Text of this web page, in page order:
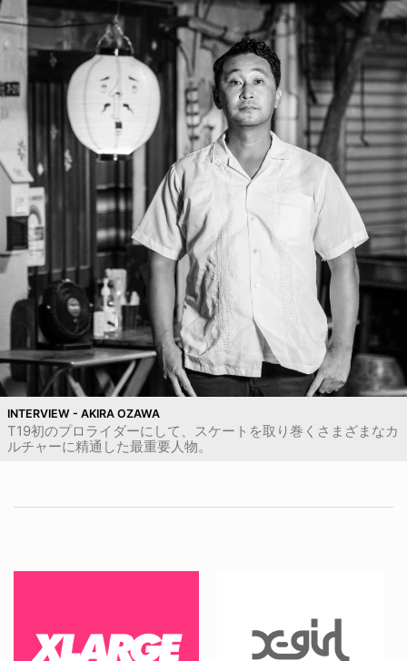
INTERVIEW - AKIRA OZAWA
T19初のプロライダーにして、スケートを取り巻くさまざまなカ
ルチャーに精通した最重要人物。